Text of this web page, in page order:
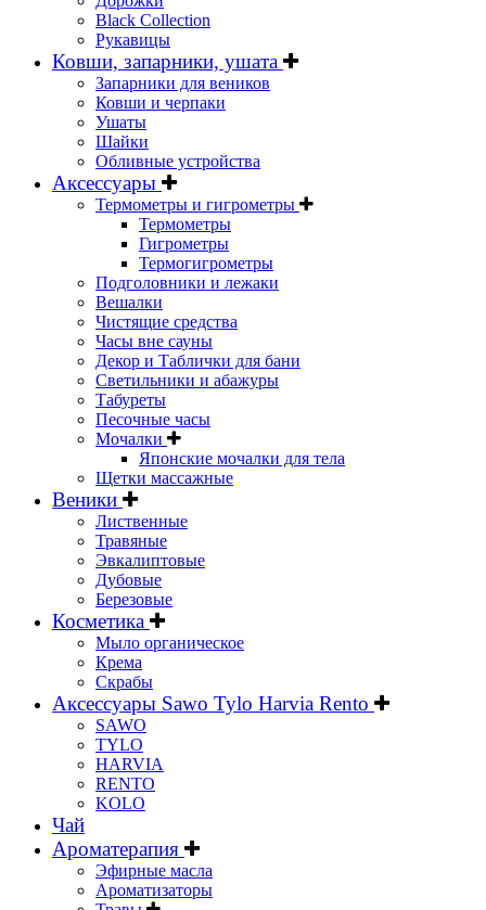
Black Collection
Рукавицы
Ковши, запарники, ушата
Запарники для веников
Ковши и черпаки
Ушаты
Шайки
Обливные устройства
Аксессуары
Термометры и гигрометры
Термометры
Гигрометры
Термогигрометры
Подголовники и лежаки
Вешалки
Чистящие средства
Часы вне сауны
Декор и Таблички для бани
Светильники и абажуры
Табуреты
Песочные часы
Мочалки
Японские мочалки для тела
Щетки массажные
Веники
Лиственные
Травяные
Эвкалиптовые
Дубовые
Березовые
Косметика
Мыло органическое
Крема
Скрабы
Аксессуары Sawo Tylo Harvia Rento
SAWO
TYLO
HARVIA
RENTO
KOLO
Чай
Ароматерапия
Эфирные масла
Ароматизаторы